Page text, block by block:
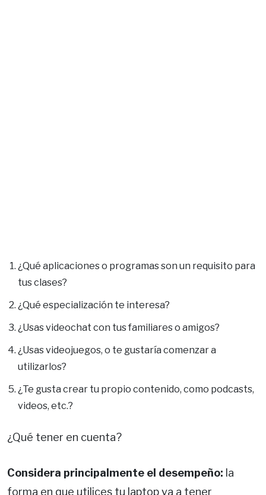
¿Qué aplicaciones o programas son un requisito para
tus clases?
¿Qué especialización te interesa?
¿Usas videochat con tus familiares o amigos?
¿Usas videojuegos, o te gustaría comenzar a
utilizarlos?
¿Te gusta crear tu propio contenido, como podcasts,
videos, etc.?
¿Qué tener en cuenta?
Considera principalmente el desempeño: la
forma en que utilices tu laptop va a tener